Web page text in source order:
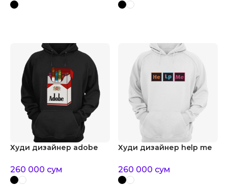
Худи дизайнер adobe
260 000 сум
Худи дизайнер help me
260 000 сум